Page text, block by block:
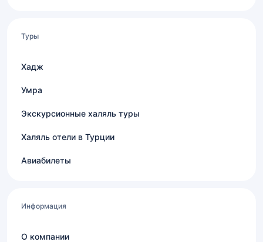
Туры
Хадж
Умра
Экскурсионные халяль туры
Халяль отели в Турции
Авиабилеты
Информация
О компании